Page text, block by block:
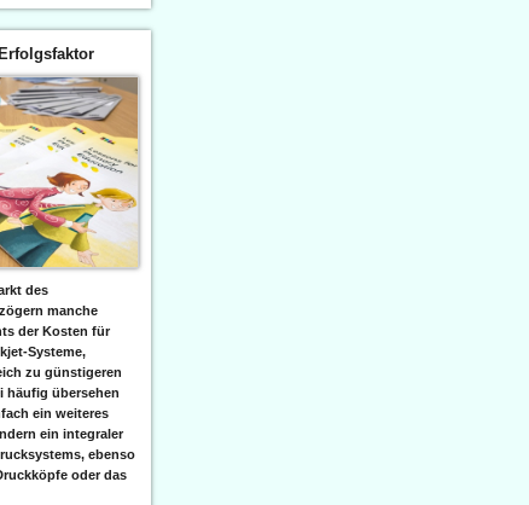
des
manche
der Kosten für
Systeme,
zu günstigeren
häufig übersehen
ein weiteres
ein integraler
ebenso
oder das